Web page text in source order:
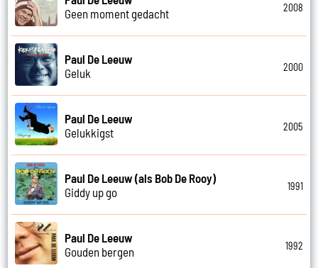
Geen moment gedacht
2008
Paul De Leeuw
Geluk
2000
Paul De Leeuw
Gelukkigst
2005
Paul De Leeuw (als Bob De Rooy)
Giddy up go
1991
Paul De Leeuw
Gouden bergen
1992